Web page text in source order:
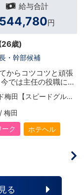
給与合計
544,780円
歳)
・幹部候補
からコツコツと頑張
では主任の役職に就
！ お給料面もかなり
頂けたので、頑張れ
だけ反映して頂ける
。 ダークなイメージ
したが全くそのよう
無く、シフトなども
かり定時で帰れま
りに仲間と食事に出る
スピード梅田【スピードグループ】
梅田
ーク
ホテヘル
る